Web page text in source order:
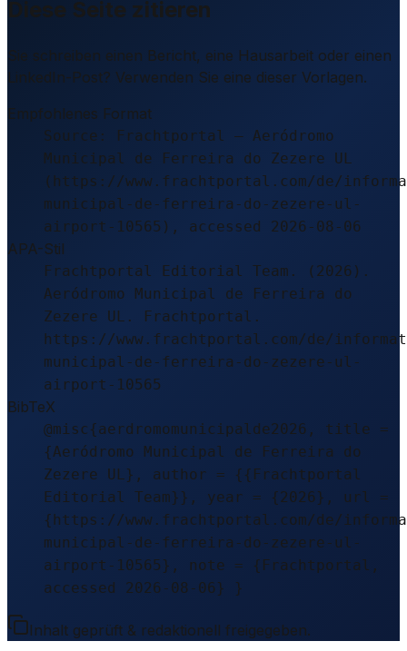
Diese Seite zitieren
Sie schreiben einen Bericht, eine Hausarbeit oder einen
LinkedIn-Post? Verwenden Sie eine dieser Vorlagen.
Empfohlenes Format
Source: Frachtportal – Aeródromo
Municipal de Ferreira do Zezere UL
(https://www.frachtportal.com/de/
municipal-de-ferreira-do-zezere-ul-
airport-10565), accessed 2026-08-06
APA-Stil
Frachtportal Editorial Team. (2026).
Aeródromo Municipal de Ferreira do
Zezere UL. Frachtportal.
https://www.frachtportal.com/de/
municipal-de-ferreira-do-zezere-ul-
airport-10565
BibTeX
@misc{aerdromomunicipalde2026, title =
{Aeródromo Municipal de Ferreira do
Zezere UL}, author = {{Frachtportal
Editorial Team}}, year = {2026}, url =
{https://www.frachtportal.com/de/
municipal-de-ferreira-do-zezere-ul-
airport-10565}, note = {Frachtportal,
accessed 2026-08-06} }
Inhalt geprüft & redaktionell freigegeben.